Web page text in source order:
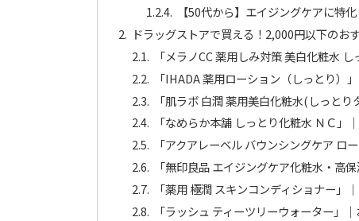
【50代から】エイジングケアに特
ドラッグストアで買える！2,000円以下のお
「メラノCC 薬用しみ対策 美白化粧水
「IHADA 薬用ローション（しっとり）
「肌ラボ 白潤 薬用美白化粧水(しっと
「なめらか本舗 しっとり化粧水 ＮＣ」
「アクアレーベル バウンシングケア ロ
「無印良品 エイジングケア化粧水・高
「薬用 極潤 スキンコンディショナー」
「ラッシュ ティーツリーウォーター」